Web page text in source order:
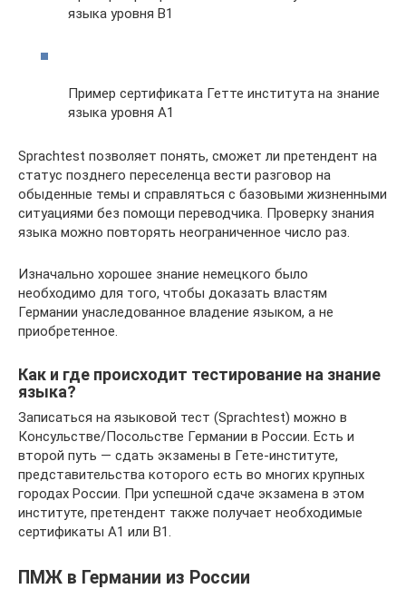
языка уровня В1
Пример сертификата Гетте института на знание
языка уровня А1
Sprachtest позволяет понять, сможет ли претендент на
статус позднего переселенца вести разговор на
обыденные темы и справляться с базовыми жизненными
ситуациями без помощи переводчика. Проверку знания
языка можно повторять неограниченное число раз.
Изначально хорошее знание немецкого было
необходимо для того, чтобы доказать властям
Германии унаследованное владение языком, а не
приобретенное.
Как и где происходит тестирование на знание
языка?
Записаться на языковой тест (Sprachtest) можно в
Консульстве/Посольстве Германии в России. Есть и
второй путь — сдать экзамены в Гете-институте,
представительства которого есть во многих крупных
городах России. При успешной сдаче экзамена в этом
институте, претендент также получает необходимые
сертификаты А1 или В1.
ПМЖ в Германии из России